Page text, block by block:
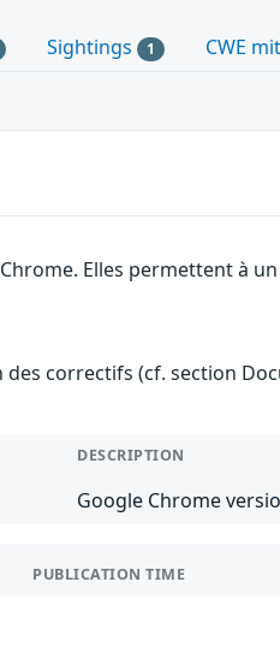
Sightings 1 CWE
Elles permettent à
correctifs (cf. section
DESCRIPTION
Google Chrome
PUBLICATION TIME